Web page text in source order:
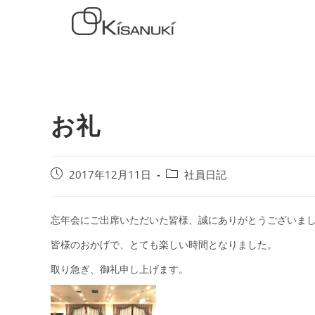
お礼
2017年12月11日 社員日記
忘年会にご出席いただいた皆様、誠にありがとうございま
皆様のおかげで、とても楽しい時間となりました。
取り急ぎ、御礼申し上げます。